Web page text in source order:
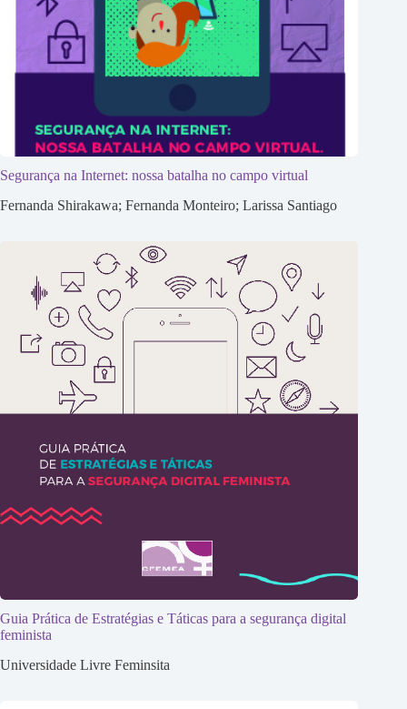
Segurança na Internet: nossa batalha no campo virtual
Fernanda Shirakawa; Fernanda Monteiro; Larissa Santiago
Guia Prática de Estratégias e Táticas para a segurança digital
feminista
Universidade Livre Feminsita